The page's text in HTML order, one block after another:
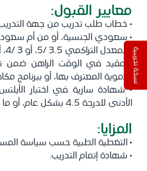
معايير القبول:
• خطاب طلب تدريب من جهة
• سعودي الجنسية، أو من أم
• المعدل التراكمي 3.5 /5، أو 3 /4، أو أعلى.
• مقيد في الوقت الراهن ضمن
الدموية المعترف بها، أو ببرنامج
• شهادة سارية في اختبار
الأدنى للدرجة 4.5 بشكل عام، أو ما يعادلها).
المزايا:
• التغطية الطبية حسب سياسة
• شهادة إتمام التدريب.
نسخة تجريبية